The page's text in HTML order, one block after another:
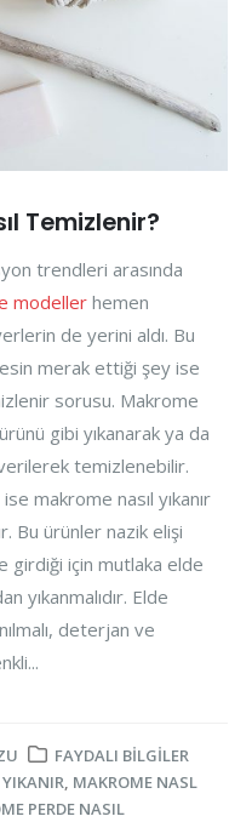
Temizlenir?
trendleri arasında
modeller hemen
de yerini aldı. Bu
merak ettiği şey ise
sorusu. Makrome
gibi yıkanarak ya da
temizlenebilir.
makrome nasıl yıkanır
Bu ürünler nazik elişi
girdiği için mutlaka elde
yıkanmalıdır. Elde
deterjan ve
FAYDALI BILGILER
, MAKROME NASL
PERDE NASIL